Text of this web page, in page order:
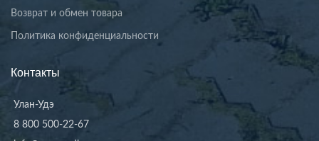
Возврат и обмен товара
Политика конфиденциальности
Контакты
Улан-Удэ
8 800 500-22-67